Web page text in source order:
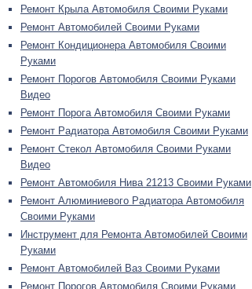
Ремонт Крыла Автомобиля Своими Руками
Ремонт Автомобилей Своими Руками
Ремонт Кондиционера Автомобиля Своими
Руками
Ремонт Порогов Автомобиля Своими Руками
Видео
Ремонт Порога Автомобиля Своими Руками
Ремонт Радиатора Автомобиля Своими Руками
Ремонт Стекол Автомобиля Своими Руками
Видео
Ремонт Автомобиля Нива 21213 Своими Руками
Ремонт Алюминиевого Радиатора Автомобиля
Своими Руками
Инструмент для Ремонта Автомобилей Своими
Руками
Ремонт Автомобилей Ваз Своими Руками
Ремонт Порогов Автомобиля Своими Руками